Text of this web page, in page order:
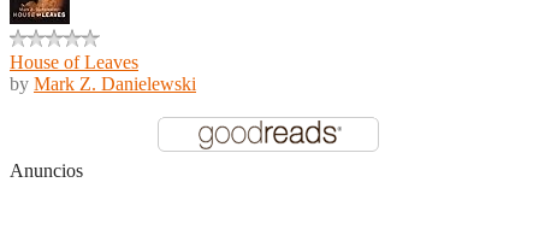
House of Leaves
by Mark Z. Danielewski
Anuncios